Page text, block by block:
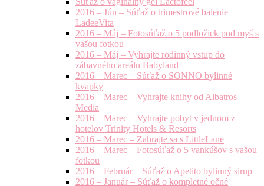
2016 – Jún – Súťaž o trimestrové balenie
LadeeVita
2016 – Máj – Fotosúťaž o 5 podložiek pod myš s
vašou fotkou
2016 – Máj – Vyhrajte rodinný vstup do
zábavného areálu Babyland
2016 – Marec – Súťaž o SONNO bylinné
kvapky
2016 – Marec – Vyhrajte knihy od Albatros
Media
2016 – Marec – Vyhrajte pobyt v jednom z
hotelov Trinity Hotels & Resorts
2016 – Marec – Zahrajte sa s LittleLane
2016 – Marec – Fotosúťaž o 5 vankúšov s vašou
fotkou
2016 – Február – Súťaž o Apetito bylinný sirup
2016 – Január – Súťaž o kompletné očné